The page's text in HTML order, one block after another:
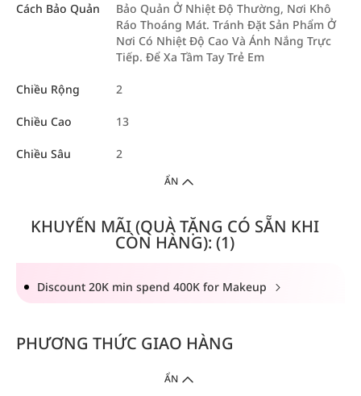
Cách Bảo Quản
Bảo Quản Ở Nhiệt Độ Thường, Nơi Khô
Ráo Thoáng Mát. Tránh Đặt Sản Phẩm Ở
Nơi Có Nhiệt Độ Cao Và Ánh Nắng Trực
Tiếp. Để Xa Tầm Tay Trẻ Em
Chiều Rộng 2
Chiều Cao 13
Chiều Sâu 2
ẨN
KHUYẾN MÃI (QUÀ TẶNG CÓ SẴN KHI
CÒN HÀNG): (1)
Discount 20K min spend 400K for Makeup
PHƯƠNG THỨC GIAO HÀNG
ẨN